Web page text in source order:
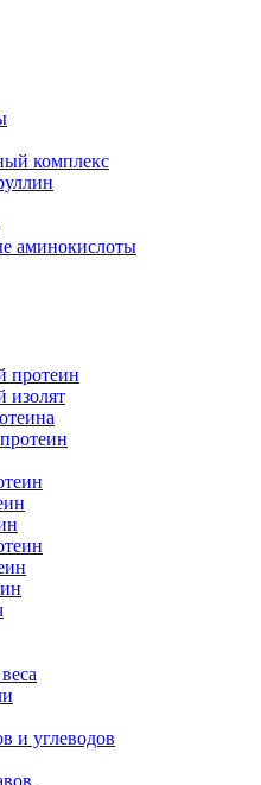
комплекс
аминокислоты
протеин
изолят
и углеводов